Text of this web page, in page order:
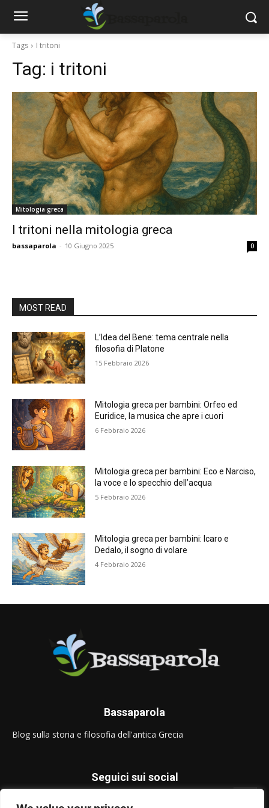
Tags I tritoni
Tag: i tritoni
Mitologia greca
I tritoni nella mitologia greca
bassaparola - 10 Giugno 2025 0
MOST READ
L’Idea del Bene: tema centrale nella
filosofia di Platone
15 Febbraio 2026
Mitologia greca per bambini: Orfeo ed
Euridice, la musica che apre i cuori
6 Febbraio 2026
Mitologia greca per bambini: Eco e Narciso,
la voce e lo specchio dell’acqua
5 Febbraio 2026
Mitologia greca per bambini: Icaro e
Dedalo, il sogno di volare
4 Febbraio 2026
Bassaparola
Blog sulla storia e filosofia dell'antica Grecia
Seguici sui social